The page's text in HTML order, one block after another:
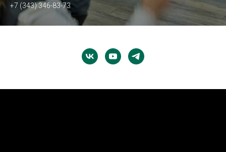
+7 (343) 346-83-73